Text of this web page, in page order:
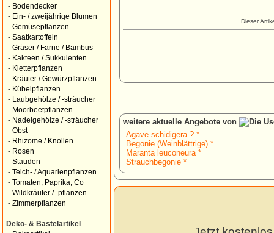
- Bodendecker
- Ein- / zweijährige Blumen
- Gemüsepflanzen
- Saatkartoffeln
- Gräser / Farne / Bambus
- Kakteen / Sukkulenten
- Kletterpflanzen
- Kräuter / Gewürzpflanzen
- Kübelpflanzen
-
Laubgehölze / -sträucher
- Moorbeetpflanzen
- Nadelgehölze / -sträucher
- Obst
- Rhizome / Knollen
- Rosen
- Stauden
- Teich- / Aquarienpflanzen
- Tomaten, Paprika, Co
- Wildkräuter / -pflanzen
- Zimmerpflanzen
Deko- & Bastelartikel
Dieser
weitere aktuelle Angebote von
Agave schidigera ? *
Begonie (Weinblättrige) *
Maranta leuconeura *
Strauchbegonie *